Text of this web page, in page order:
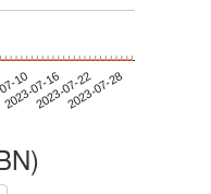
10
2023-07-162023-07-222023-07-28